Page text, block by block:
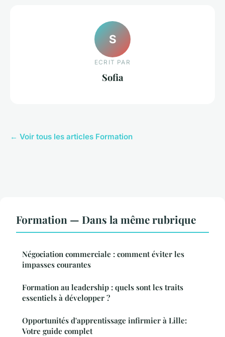
S
ECRIT PAR
Sofia
← Voir tous les articles Formation
Formation — Dans la même rubrique
Négociation commerciale : comment éviter les
impasses courantes
Formation au leadership : quels sont les traits
essentiels à développer ?
Opportunités d'apprentissage infirmier à Lille:
Votre guide complet